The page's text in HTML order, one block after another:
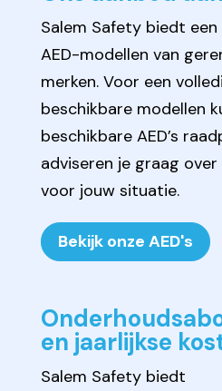
Salem Safety biedt
AED-modellen van
merken. Voor een
beschikbare modellen
beschikbare AED’s
adviseren je graag
voor jouw situatie.
Bekijk onze AED's
en jaarlijkse
Salem Safety biedt